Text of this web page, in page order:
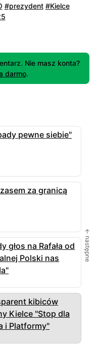
#prezydent #Kielce
Nie masz konta?
darmo.
pewne siebie"
za granicą
głos na Rafała od
Polski nas
kibiców
Kielce "Stop dla
i Platformy"
← następne